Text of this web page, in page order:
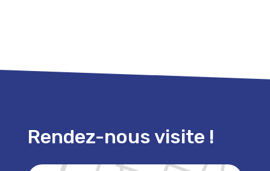
Rendez-nous visite !